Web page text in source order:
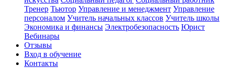
Тренер Тьютор Управление и менеджмент Управление
персоналом Учитель начальных классов Учитель школы
Экономика и финансы Электробезопасность Юрист
Вебинары
Отзывы
Вход в обучение
Контакты